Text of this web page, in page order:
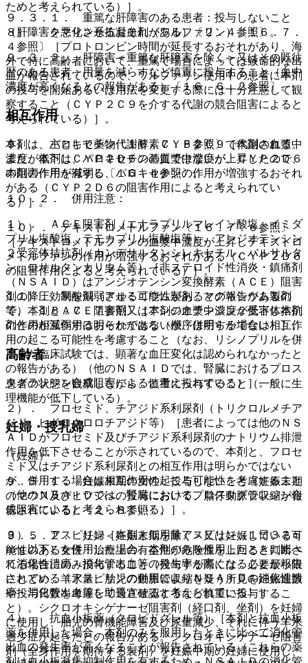
ためと考えられている）］。
８）． クマリン系抗凝血剤（ワルファリン）〔１６．７．
４参照〕［プロトロンビン時間が延長するおそれがあり、海
外で特に高齢者において、重篤で場合によっては致命的な出
血が報告されているので、ワルファリン使用中の患者に本剤
の投与を開始あるいは用法を変更する際には十分注意して観
察すること（ＣＹＰ２Ｃ９を介する代謝の競合阻害によると
考えられている）］。
９）． パロキセチン〔１６．７．５参照〕［本剤の血漿中
濃度が低下し、パロキセチンの血漿中濃度が上昇したので、
本剤の作用が減弱し、パロキセチンの作用が増強するおそれ
がある（ＣＹＰ２Ｄ６の阻害作用によると考えられてい
る）］。
１０）． デキストロメトルファン〔１６．７．６参照〕
［デキストロメトルファンの血漿中濃度が上昇しデキストロ
メトルファンの作用が増強するおそれがある（ＣＹＰ２Ｄ６
の阻害作用によると考えられている）］。
１１）． 制酸剤（アルミニウム製剤、マグネシウム製剤
等）〔１６．７．７参照〕［本剤の血漿中濃度が低下し本剤
の作用が減弱するおそれがある（機序は明らかでない）］。
高齢者
患者の状態を観察しながら、慎重に投与すること（一般に生
理機能が低下している）。
妊婦・授乳婦
（妊婦）
９．５．１． 妊娠末期の女性：投与しないこと（妊娠末期
のマウス及びヒツジへの投与において、胎仔動脈管収縮が報
告されている）〔２．８参照〕。
９．５．２． 妊婦＜妊娠末期を除く＞又は妊娠している可
能性のある女性：治療上の有益性が危険性を上回ると判断さ
れる場合にのみ投与すること（投与する際には、必要最小限
にとどめ、羊水量、胎児の動脈管収縮を疑う所見を妊娠週数
や投与日数を考慮して適宜確認するなど慎重に投与するこ
と）。シクロオキシゲナーゼ阻害剤（経口剤、坐剤）を妊婦
に使用し、胎児の腎機能障害及び尿量減少、それに伴う羊水
過少症が起きたとの報告がある。シクロオキシゲナーゼ阻害
剤（全身作用を期待する製剤）を妊娠中期の妊婦に使用し、
９．３．１． 重篤な肝障害のある患者：投与しないこと
（肝障害を悪化させるおそれがある）〔２．４参照〕。
９．３．２． 肝障害＜重篤な肝障害を除く＞又はその既往
歴のある患者：用量を減らすなど慎重に投与すること（血中
濃度が高くなるとの報告がある）〔１６．６．２参照〕。
相互作用
本剤は、主として薬物代謝酵素ＣＹＰ２Ｃ９で代謝される。
また、本剤はＣＹＰ２Ｄ６の基質ではないが、ＣＹＰ２Ｄ６
の阻害作用を有する〔１６．４参照〕。
１０．２． 併用注意：
１）． ＡＣＥ阻害剤（エナラプリルマレイン酸塩、イミダ
プリル塩酸塩、テモカプリル塩酸塩等）、アンジオテンシン
２受容体拮抗剤（カンデサルタンシレキセチル、バルサルタ
ン、ロサルタンカリウム等）［非ステロイド性消炎・鎮痛剤
（ＮＳＡＩＤ）はアンジオテンシン変換酵素（ＡＣＥ）阻害
剤の降圧効果を減弱させる可能性があるとの報告があるの
で、本剤とＡＣＥ阻害剤又はアンジオテンシン２受容体拮抗
剤との相互作用は明らかではないが、併用する場合は相互作
用の起こる可能性を考慮すること（なお、リシノプリルを併
用した臨床試験では、顕著な血圧変化は認められなかったと
の報告がある）（他のＮＳＡＩＤでは、腎臓におけるプロス
タグランジン合成阻害によると考えられている）］。
２）． フロセミド、チアジド系利尿剤（トリクロルメチア
ジド、ヒドロクロロチアジド等）［患者によっては他のＮＳ
ＡＩＤがフロセミド及びチアジド系利尿剤のナトリウム排泄
作用を低下させることが示されているので、本剤と、フロセ
ミド又はチアジド系利尿剤との相互作用は明らかではない
が、併用する場合は相互作用の起こる可能性を考慮すること
（他のＮＳＡＩＤでは、腎臓におけるプロスタグランジン合
成阻害によると考えられている）］。
３）． アスピリン［本剤と低用量アスピリン（１日３２５
ｍｇ以下）を併用した場合、本剤のみを服用したときに比べ
て消化性潰瘍・消化管出血等の発生率が高くなることが報告
されている（アスピリンの併用によりＮＳＡＩＤの消化性潰
瘍・消化管出血等を助長させると考えられている）］。
４）． 抗血小板薬（クロピドグレル等）［本剤と抗血小板
薬を併用した場合、本剤のみを服用したときに比べて消化管
出血の発生率が高くなることが報告されている（これらの薬